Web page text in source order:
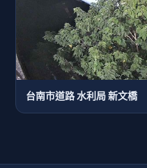
台南市道路 水利局 新文橋